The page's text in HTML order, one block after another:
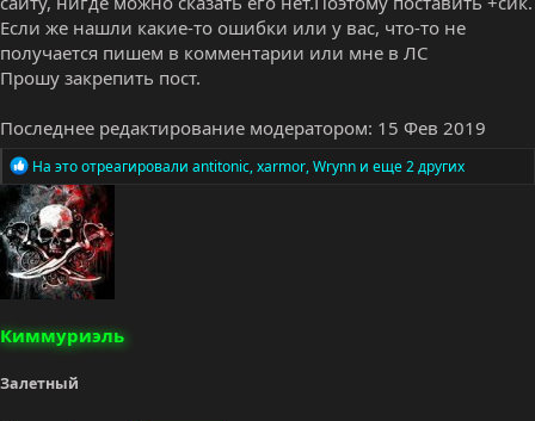
Если же нашли какие-то ошибки или у вас, что-то не
получается пишем в комментарии или мне в ЛС
Прошу закрепить пост.
Последнее редактирование модератором: 15 Фев 2019
Р
е
а
к
ц
и
и
На это отреагировали antitonic,xarmor,Wrynn и еще 2 других
Киммуриэль
Залетный